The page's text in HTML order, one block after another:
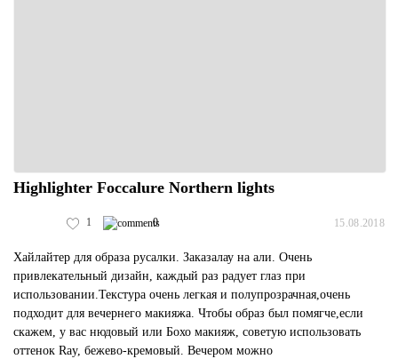
Highlighter Foccalure Northern lights
1 0 15.08.2018
Хайлайтер для образа русалки. Заказалау на али. Очень
привлекательный дизайн, каждый раз радует глаз при
использовании.Текстура очень легкая и полупрозрачная,очень
подходит для вечернего макияжа. Чтобы образ был помягче,если
скажем, у вас нюдовый или Бохо макияж, советую использовать
оттенок Ray, бежево-кремовый. Вечером можно